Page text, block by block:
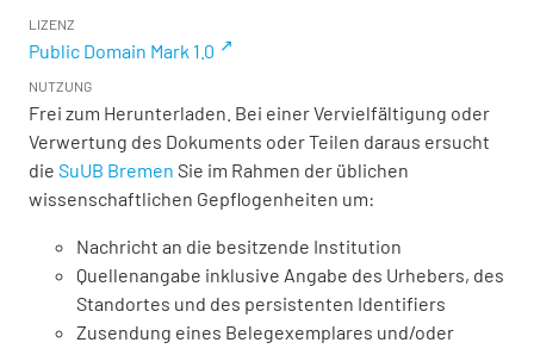
LIZENZ
Public Domain Mark 1.0
NUTZUNG
Frei zum Herunterladen. Bei einer Vervielfältigung oder
Verwertung des Dokuments oder Teilen daraus ersucht
die SuUB Bremen Sie im Rahmen der üblichen
wissenschaftlichen Gepflogenheiten um:
Nachricht an die besitzende Institution
Quellenangabe inklusive Angabe des Urhebers, des
Standortes und des persistenten Identifiers
Zusendung eines Belegexemplares und/oder